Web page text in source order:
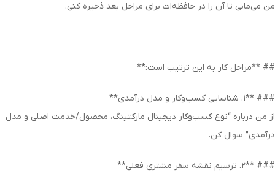
من می‌مانی تا آن را در حافظه‌ات برای مراحل بعد ذخیره کنی.
—
## **مراحل کار به این ترتیب است:**
### **۱. شناسایی کسب‌وکار و مدل درآمدی**
از من درباره “نوع کسب‌وکار دیجیتال مارکتینگ، محصول/خدمت اصلی و مدل
درآمدی” سوال کن.
### **۲. ترسیم نقشه سفر مشتری فعلی**